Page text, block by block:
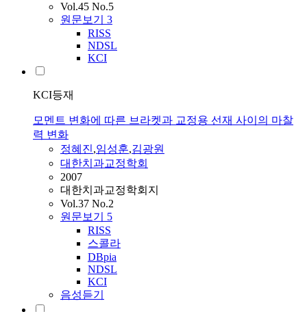
Vol.45 No.5
원문보기 3
RISS
NDSL
KCI
KCI등재
모멘트 변화에 따른 브라켓과 교정용 선재 사이의 마찰
력 변화
정혜진,임성훈,김광원
대한치과교정학회
2007
대한치과교정학회지
Vol.37 No.2
원문보기 5
RISS
스콜라
DBpia
NDSL
KCI
음성듣기